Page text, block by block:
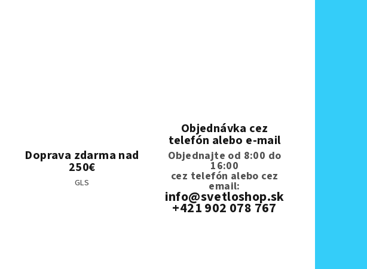
Doprava zdarma nad
250€
GLS
Objednávka cez
telefón alebo e-mail
Objednajte od 8:00 do
16:00
cez telefón alebo cez
email:
info@svetloshop.sk
+421 902 078 767